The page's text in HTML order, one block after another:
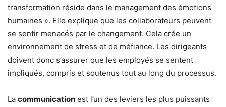
transformation réside dans le management des émotions
humaines ». Elle explique que les collaborateurs peuvent
se sentir menacés par le changement. Cela crée un
environnement de stress et de méfiance. Les dirigeants
doivent donc s’assurer que les employés se sentent
impliqués, compris et soutenus tout au long du processus.
La communication est l’un des leviers les plus puissants